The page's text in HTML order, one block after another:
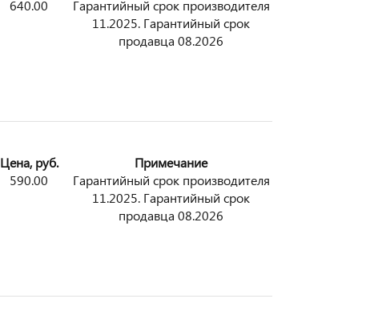
640.00
Гарантийный срок производителя
11.2025. Гарантийный срок
продавца 08.2026
Цена, руб.
590.00
Примечание
Гарантийный срок производителя
11.2025. Гарантийный срок
продавца 08.2026